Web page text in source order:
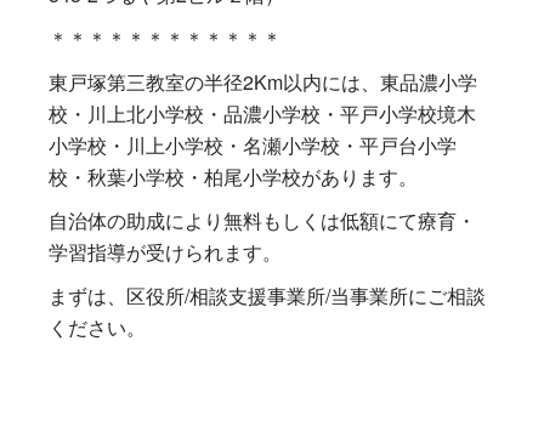
＊＊＊＊＊＊＊＊＊＊＊＊
東戸塚第三教室の半径2Km以内には、東品濃小学
校・川上北小学校・品濃小学校・平戸小学校境木
小学校・川上小学校・名瀬小学校・平戸台小学
校・秋葉小学校・柏尾小学校があります。
自治体の助成により無料もしくは低額にて療育・
学習指導が受けられます。
まずは、区役所/相談支援事業所/当事業所にご相談
ください。